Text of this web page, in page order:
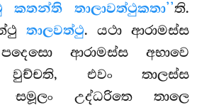
තාලාවත්ථුකතා’’ති.
තාලවත්ථු. යථා ආරාමස්ස
ආරාමස්ස අභාවෙ
වුච්චති, එවං තාලස්ස
සමූලං උද්ධරිතෙ තාලෙ